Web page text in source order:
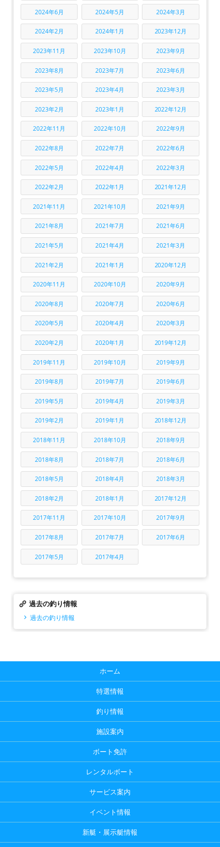
2024年6月 2024年5月 2024年3月
2024年2月 2024年1月 2023年12月
2023年11月 2023年10月 2023年9月
2023年8月 2023年7月 2023年6月
2023年5月 2023年4月 2023年3月
2023年2月 2023年1月 2022年12月
2022年11月 2022年10月 2022年9月
2022年8月 2022年7月 2022年6月
2022年5月 2022年4月 2022年3月
2022年2月 2022年1月 2021年12月
2021年11月 2021年10月 2021年9月
2021年8月 2021年7月 2021年6月
2021年5月 2021年4月 2021年3月
2021年2月 2021年1月 2020年12月
2020年11月 2020年10月 2020年9月
2020年8月 2020年7月 2020年6月
2020年5月 2020年4月 2020年3月
2020年2月 2020年1月 2019年12月
2019年11月 2019年10月 2019年9月
2019年8月 2019年7月 2019年6月
2019年5月 2019年4月 2019年3月
2019年2月 2019年1月 2018年12月
2018年11月 2018年10月 2018年9月
2018年8月 2018年7月 2018年6月
2018年5月 2018年4月 2018年3月
2018年2月 2018年1月 2017年12月
2017年11月 2017年10月 2017年9月
2017年8月 2017年7月 2017年6月
2017年5月 2017年4月
過去の釣り情報
過去の釣り情報
ホーム
特選情報
釣り情報
施設案内
ボート免許
レンタルボート
サービス案内
イベント情報
新艇・展示艇情報